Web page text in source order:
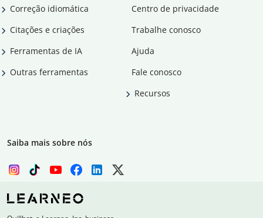
Correção idiomática
Citações e criações
Ferramentas de IA
Outras ferramentas
Centro de privacidade
Trabalhe conosco
Ajuda
Fale conosco
Recursos
Saiba mais sobre nós